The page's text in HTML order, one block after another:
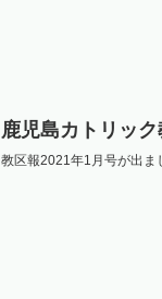
鹿児島カトリッ
教区報2021年1月号が出ま